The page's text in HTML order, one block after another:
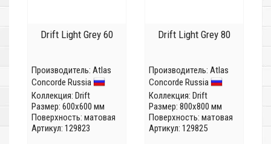
Drift Light Grey 60
Производитель: Atlas
Concorde Russia
Коллекция: Drift
Размер: 600x600 мм
Поверхность: матовая
Артикул: 129823
Drift Light Grey 80
Производитель: Atlas
Concorde Russia
Коллекция: Drift
Размер: 800x800 мм
Поверхность: матовая
Артикул: 129825